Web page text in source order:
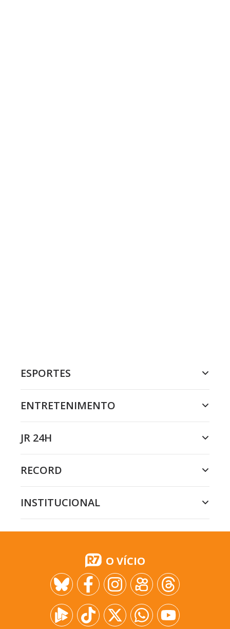
ESPORTES
ENTRETENIMENTO
JR 24H
RECORD
INSTITUCIONAL
O VÍCIO